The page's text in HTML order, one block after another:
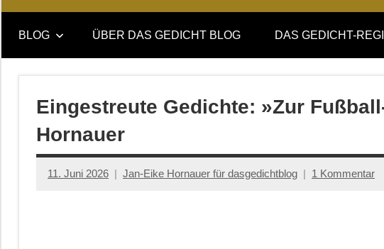
DAS
GEDICHT
blog
DAS
GEDICHT.
Zeitschrift
BLOG ÜBER DAS GEDICHT BLOG DAS GEDICHT-
Eingestreute Gedichte: »Zur
Hornauer
11. Juni 2026 Jan-Eike Hornauer für dasgedichtblog 1 Kommentar